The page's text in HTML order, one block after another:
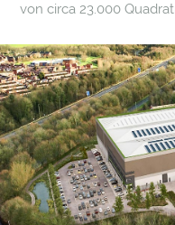
von circa 23.000